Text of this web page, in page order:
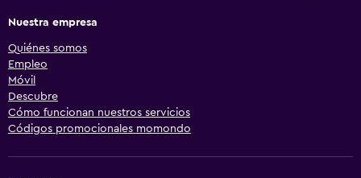
Nuestra empresa
Quiénes somos
Empleo
Móvil
Descubre
Cómo funcionan nuestros servicios
Códigos promocionales momondo